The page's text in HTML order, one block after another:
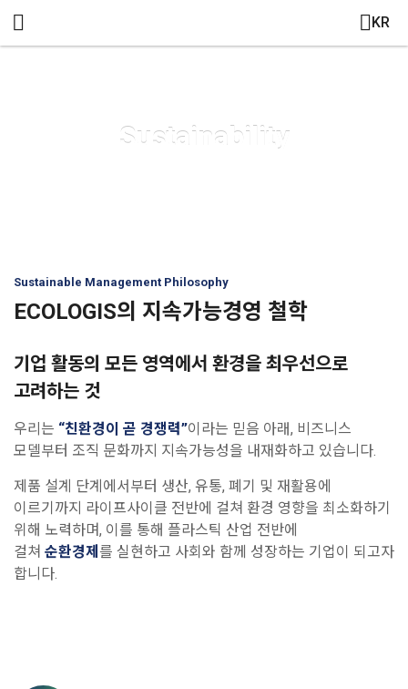
KR
Sustainability
Sustainable Management Philosophy
ECOLOGIS의 지속가능경영 철학
기업 활동의 모든 영역에서 환경을 최우선으로
고려하는 것
우리는 “친환경이 곧 경쟁력”이라는 믿음 아래, 비즈니스
모델부터 조직 문화까지 지속가능성을 내재화하고 있습니다.
제품 설계 단계에서부터 생산, 유통, 폐기 및 재활용에
이르기까지 라이프사이클 전반에 걸쳐 환경 영향을 최소화하기
위해 노력하며, 이를 통해 플라스틱 산업 전반에
걸쳐 순환경제 를 실현하고 사회와 함께 성장하는 기업이 되고자
합니다.